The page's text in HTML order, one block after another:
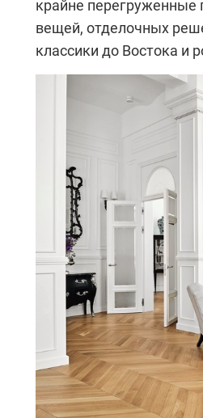
край­не перегруженные
вещей, отделочных
классики до Востока и